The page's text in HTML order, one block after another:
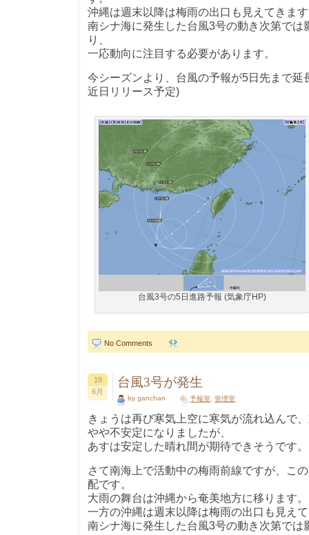
沖縄は週末以降は梅雨の出口も見えてきま
南シナ海に発生した台風3号の動き次第では
り、
一応動向に注目する必要があります。
今シーズンより、台風の予報が5日先まで延
近日リリース予定)
台風3号の5日進路予報 (気象庁HP)
No Comments
18
6月
台風3号が発生
by ganchan 予報室 管理室
きょうは再び寒気上空に寒気が流れ込んで
やや不安定になりましたが、
あすは安定した晴れ間が期待できそうです。
さて南海上で活動中の梅雨前線ですが、こ
配です。
大雨の舞台は沖縄から奄美地方に移ります。
一方の沖縄は週末以降は梅雨の出口も見え
南シナ海に発生した台風3号の動き次第では